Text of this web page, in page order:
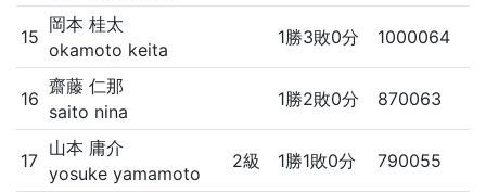
15
岡本 桂太
okamoto keita
1勝3敗0分 1000064
16
齋藤 仁那
saito nina
1勝2敗0分 870063
17
山本 庸介
yosuke yamamoto
2級 1勝1敗0分 790055